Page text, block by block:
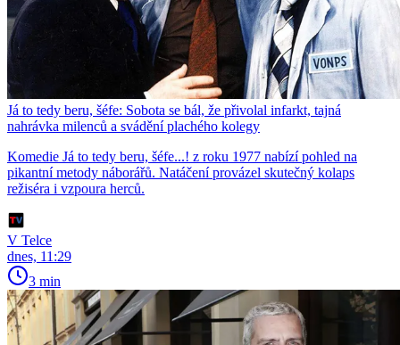
Já to tedy beru, šéfe: Sobota se bál, že přivolal infarkt, tajná
nahrávka milenců a svádění plachého kolegy
Komedie Já to tedy beru, šéfe...! z roku 1977 nabízí pohled na
pikantní metody náborářů. Natáčení provázel skutečný kolaps
režiséra i vzpoura herců.
V Telce
dnes, 11:29
3 min